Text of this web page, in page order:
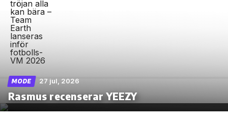
MODE 27 jul, 2026
Rasmus recenserar YEEZY